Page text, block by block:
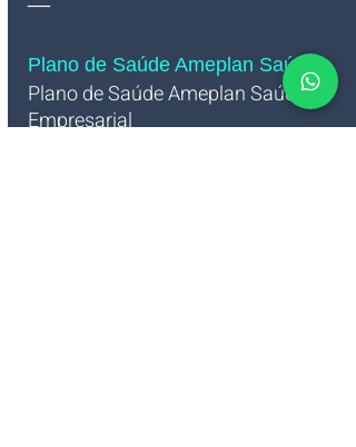
Plano de Saúde Ameplan Saúde
Plano de Saúde Ameplan Saúde
Empresarial